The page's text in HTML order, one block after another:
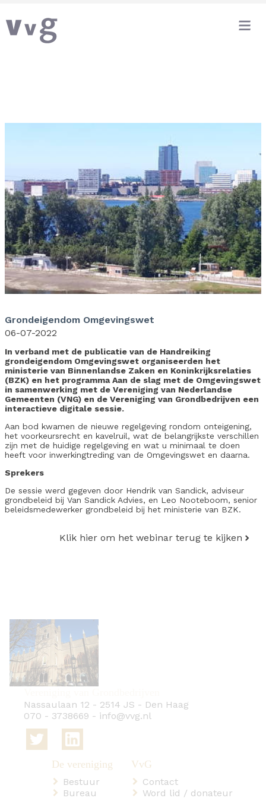
Grondeigendom Omgevingswet
06-07-2022
In verband met de publicatie van de Handreiking
grondeigendom Omgevingswet organiseerden het
ministerie van Binnenlandse Zaken en Koninkrijksrelaties
(BZK) en het programma Aan de slag met de Omgevingswet
in samenwerking met de Vereniging van Nederlandse
Gemeenten (VNG) en de Vereniging van Grondbedrijven een
interactieve digitale sessie.
Aan bod kwamen de nieuwe regelgeving rondom onteigening,
het voorkeursrecht en kavelruil, wat de belangrijkste verschillen
zijn met de huidige regelgeving en wat u minimaal te doen
heeft voor inwerkingtreding van de Omgevingswet en daarna.
Sprekers
De sessie werd gegeven door Hendrik van Sandick, adviseur
grondbeleid bij Van Sandick Advies, en Leo Nooteboom, senior
beleidsmedewerker grondbeleid bij het ministerie van BZK.
Klik hier om het webinar terug te kijken
Nassaulaan 12 - 2514 JS - Den Haag
070 - 3738669 - info@vvg.nl
Bestuur
Bureau
Contact
Word lid / donateur